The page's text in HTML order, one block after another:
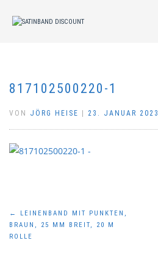
817102500220-1
VON JÖRG HEISE 23. JANUAR 2023
Beitragsnavigation
←
LEINENBAND MIT PUNKTEN,
BRAUN, 25 MM BREIT, 20 M
ROLLE